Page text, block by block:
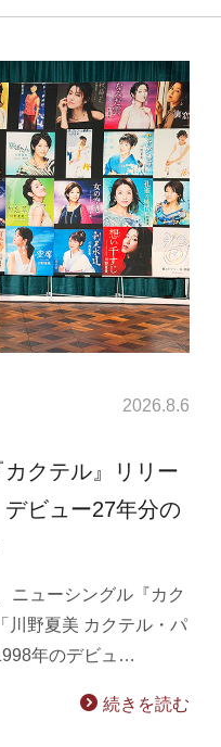
2026.8.6
クテル』リリー
ビュー27年分の
ニューシングル『カク
川野夏美 カクテル・パ
年のデビュ…
続きを読む